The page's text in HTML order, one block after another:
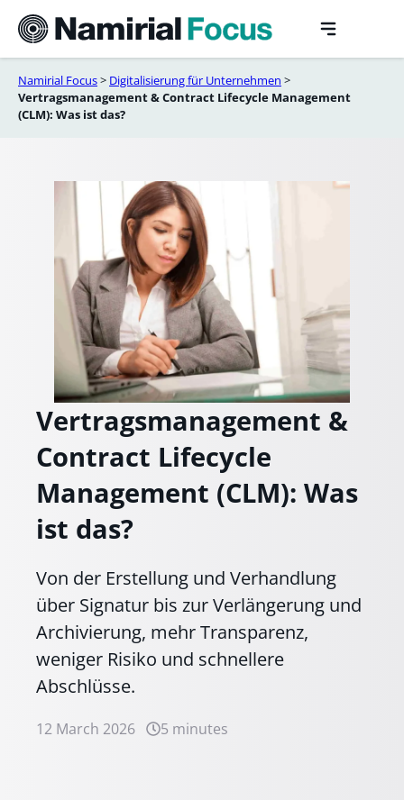
content
Namirial Focus> Digitalisierung für Unternehmen​ >
Vertragsmanagement & Contract Lifecycle Management
(CLM): Was ist das?
Vertragsmanagement &
Contract Lifecycle
Management (CLM): Was
ist das?
Von der Erstellung und Verhandlung
über Signatur bis zur Verlängerung und
Archivierung, mehr Transparenz,
weniger Risiko und schnellere
Abschlüsse.
12 March 2026 5 minutes